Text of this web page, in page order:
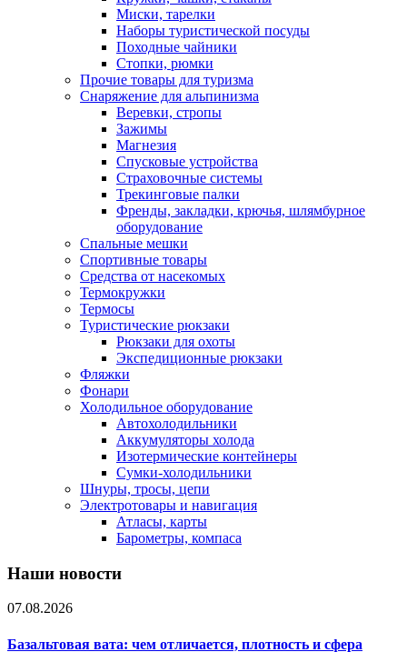
Миски, тарелки
Наборы туристической посуды
Походные чайники
Стопки, рюмки
Прочие товары для туризма
Снаряжение для альпинизма
Веревки, стропы
Зажимы
Магнезия
Спусковые устройства
Страховочные системы
Трекинговые палки
Френды, закладки, крючья, шлямбурное
оборудование
Спальные мешки
Спортивные товары
Средства от насекомых
Термокружки
Термосы
Туристические рюкзаки
Рюкзаки для охоты
Экспедиционные рюкзаки
Фляжки
Фонари
Холодильное оборудование
Автохолодильники
Аккумуляторы холода
Изотермические контейнеры
Сумки-холодильники
Шнуры, тросы, цепи
Электротовары и навигация
Атласы, карты
Барометры, компаса
Наши новости
07.08.2026
Базальтовая вата: чем отличается, плотность и сфера